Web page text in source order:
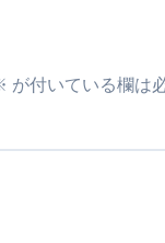
が付いている欄は